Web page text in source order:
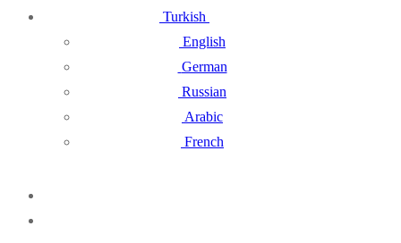
Turkish
English
German
Russian
Arabic
French